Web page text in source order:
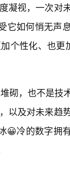
凝视，一次对
它如何悄无声
个性化、也更
砌，也不是技
及对未来趋
😀冷的数字拥